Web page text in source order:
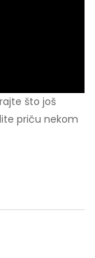
što još
priču nekom